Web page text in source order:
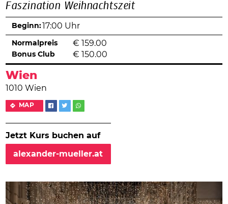
Faszination Weihnachtszeit
Wien
1010 Wien
MAP
Jetzt Kurs buchen auf
alexander-mueller.at
Beginn: 17:00 Uhr
Normalpreis € 159.00
Bonus Club € 150.00